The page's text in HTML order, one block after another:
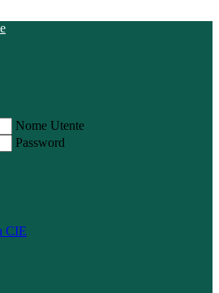
Nome Utente
Password
CIE